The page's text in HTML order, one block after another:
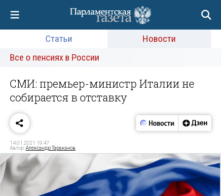
Статьи
Новости
Все о пенсиях в России
СМИ: премьер-министр Италии не
собирается в отставку
14.01.2021 19:47
Автор:Александр Тараканов